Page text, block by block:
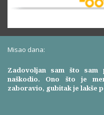
Misao dana:
Zadovoljan sam što sam
naškodio. Ono što je
zaboravio, gubitak je lakše